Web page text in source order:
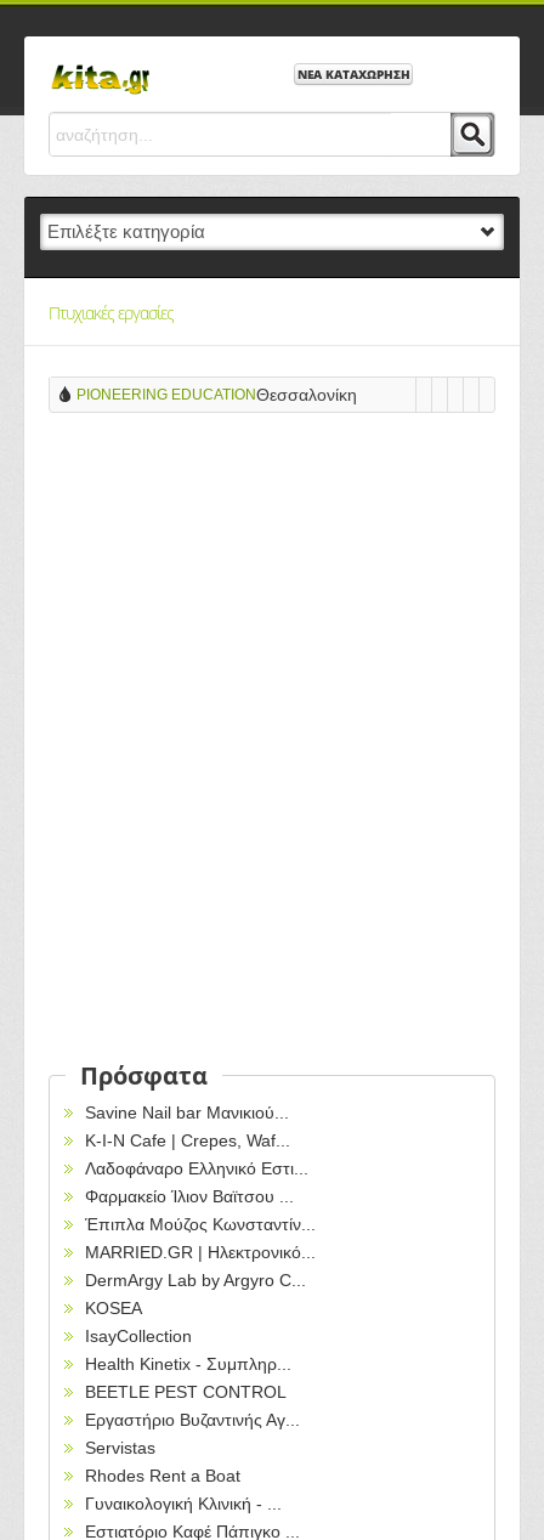
ΝΕΑ ΚΑΤΑΧΩΡΗΣΗ
Πτυχιακές εργασίες
PIONEERING EDUCATIONΘεσσαλονίκη
Πρόσφατα
Savine Nail bar Μανικιού...
Κ-Ι-Ν Cafe | Crepes, Waf...
Λαδοφάναρο Ελληνικό Εστι...
Φαρμακείο Ίλιον Βαϊτσου ...
Έπιπλα Μούζος Κωνσταντίν...
MARRIED.GR | Ηλεκτρονικό...
DermArgy Lab by Argyro C...
KOSEA
IsayCollection
Health Kinetix - Συμπληρ...
BEETLE PEST CONTROL
Εργαστήριο Βυζαντινής Αγ...
Servistas
Rhodes Rent a Boat
Γυναικολογική Κλινική - ...
Εστιατόριο Καφέ Πάπιγκο ...